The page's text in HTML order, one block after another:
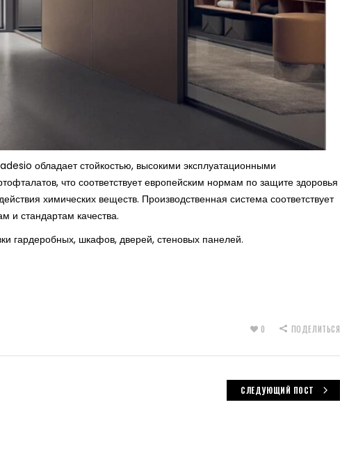
обладает стойкостью, высокими эксплуатационными
что соответствует европейским нормам по защите здоровья
химических веществ. Производственная система соответствует
и стандартам качества.
гардеробных, шкафов, дверей, стеновых панелей.
0 ПОДЕЛИТЬСЯ
СЛЕДУЮЩИЙ ПОСТ